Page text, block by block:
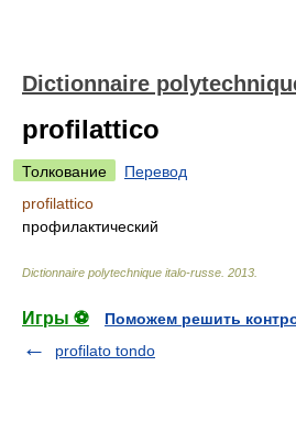
Dictionnaire
profilattico
Толкование
Перевод
profilattico
профилактический
Dictionnaire polytechnique italo-russe 2013
Игры ⚽
Поможем решить
profilato tondo